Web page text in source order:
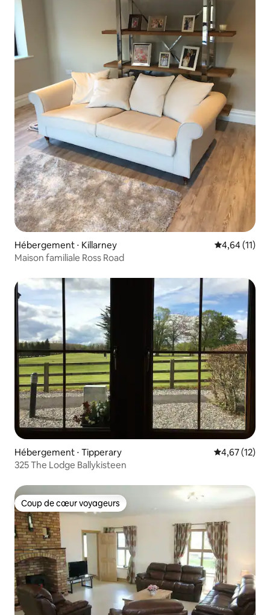
Hébergement ⋅ Killarney Évaluation
4,64 (11)
Maison familiale Ross Road
Hébergement ⋅ Tipperary Évaluation
4,67 (12)
325 The Lodge Ballykisteen
Coup de cœur voyageurs
Coup de cœur voyageurs